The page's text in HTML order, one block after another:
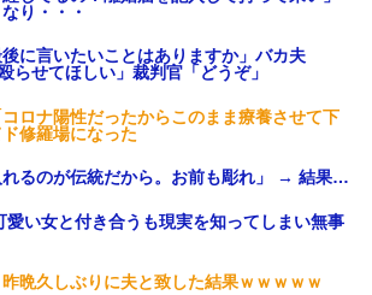
り・・・
に言いたいことはありますか」バカ夫
らせてほしい」裁判官「どうぞ」
ロナ陽性だったからこのまま療養させて下
修羅場になった
れるのが伝統だから。お前も彫れ」 → 結果…
愛い女と付き合うも現実を知ってしまい無事
晩久しぶりに夫と致した結果ｗｗｗｗｗ